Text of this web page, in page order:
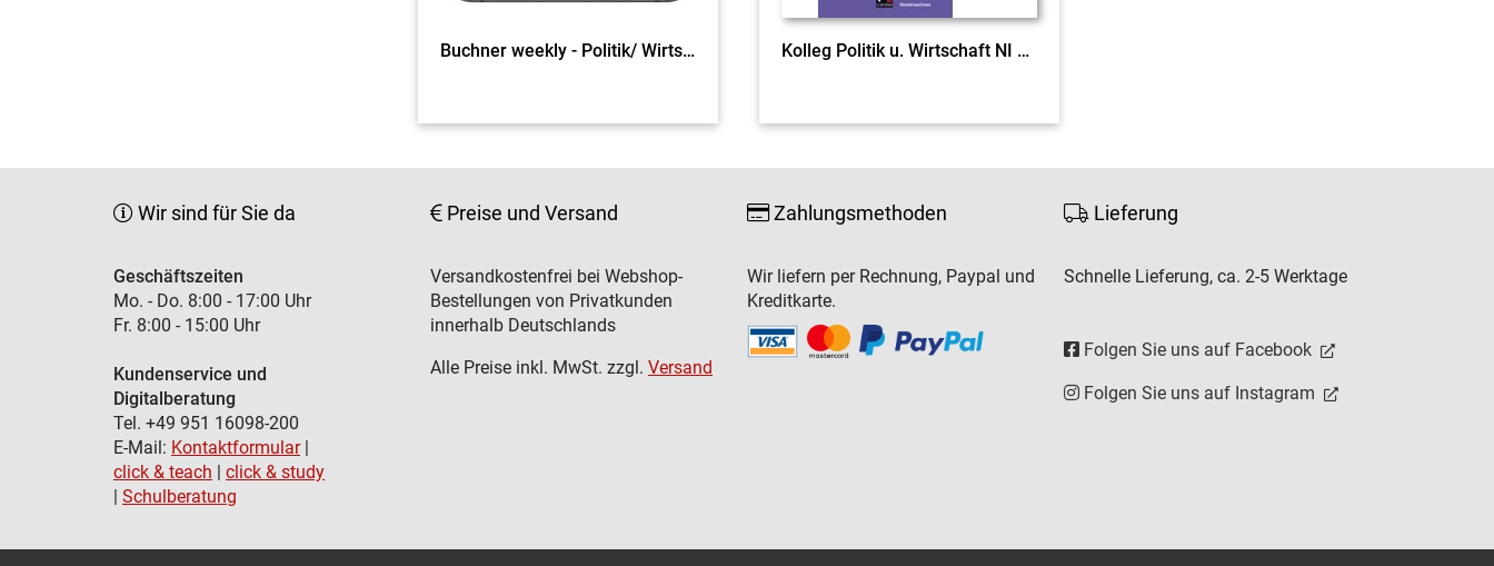
Buchner weekly - Politik/ Wirtschaft Kolleg Politik u. Wirtschaft NI c&t E-Ph. neu EL
Wir sind für Sie da
Geschäftszeiten
Mo. - Do. 8:00 - 17:00 Uhr
Fr. 8:00 - 15:00 Uhr
Kundenservice und
Digitalberatung
Tel. +49 951 16098-200
E-Mail: Kontaktformular|
click & teach | click & study
| Schulberatung
Preise und Versand
Versandkostenfrei bei Webshop-
Bestellungen von Privatkunden
innerhalb Deutschlands
Alle Preise inkl. MwSt. zzgl. Versand
Zahlungsmethoden
Wir liefern per Rechnung, Paypal und
Kreditkarte.
Lieferung
Schnelle Lieferung, ca. 2-5 Werktage
Folgen Sie uns auf Facebook
Folgen Sie uns auf Instagram